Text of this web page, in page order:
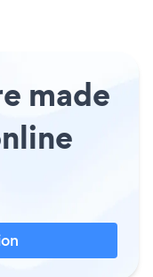
made